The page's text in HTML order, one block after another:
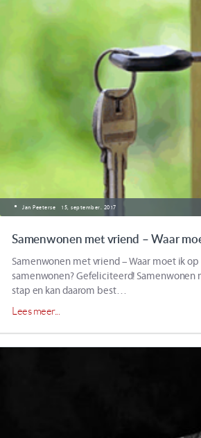
Jan Peeterse 15, september. 2017
Samenwonen met vriend – Waar
Samenwonen met vriend – Waar moet ik op
samenwonen? Gefeliciteerd! Samenwonen
stap en kan daarom best…
Lees meer...